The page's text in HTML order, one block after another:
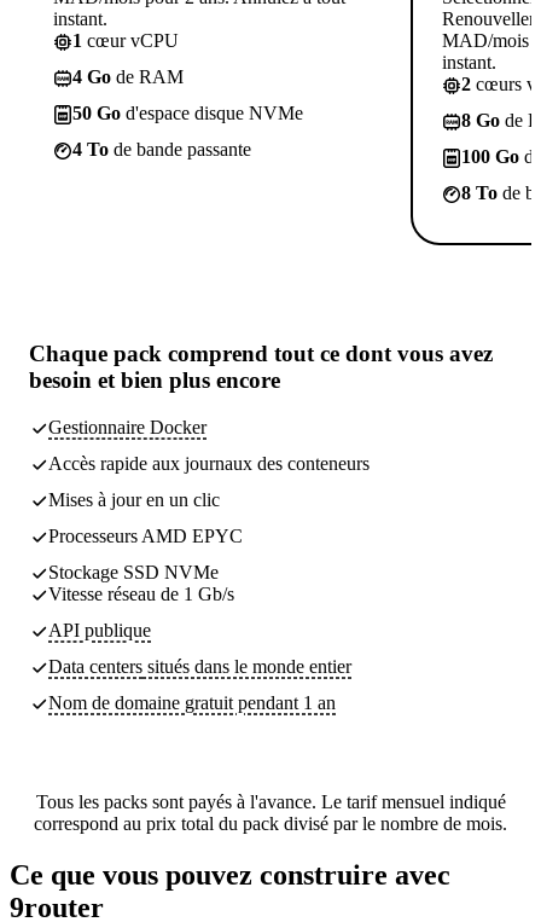
instant.
1 cœur vCPU
4 Go de RAM
50 Go d'espace disque NVMe
4 To de bande passante
MAD/mois
instant.
2 cœurs
8 Go de
100 Go
8 To de
Chaque pack comprend tout ce dont vous avez
besoin et bien plus encore
Gestionnaire Docker
Accès rapide aux journaux des conteneurs
Mises à jour en un clic
Processeurs AMD EPYC
Stockage SSD NVMe
Vitesse réseau de 1 Gb/s
API publique
Data centers situés dans le monde entier
Nom de domaine gratuit pendant 1 an
Tous les packs sont payés à l'avance. Le tarif mensuel indiqué
correspond au prix total du pack divisé par le nombre de mois.
Ce que vous pouvez construire avec
9router